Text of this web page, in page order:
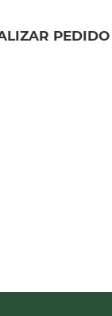
PEDIDO